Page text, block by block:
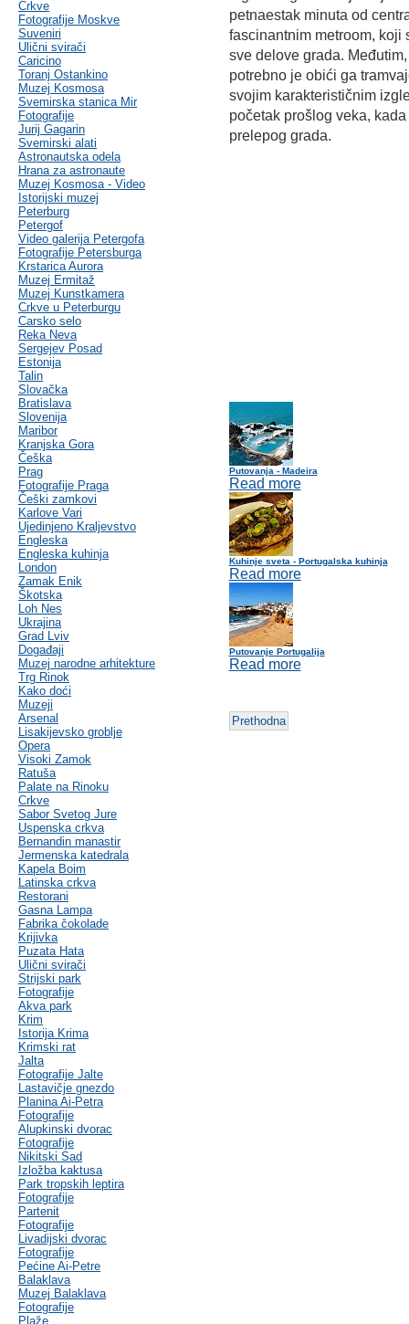
Crkve
Fotografije Moskve
Suveniri
Ulični svirači
Caricino
Toranj Ostankino
Muzej Kosmosa
Svemirska stanica Mir
Fotografije
Jurij Gagarin
Svemirski alati
Astronautska odela
Hrana za astronaute
Muzej Kosmosa - Video
Istorijski muzej
Peterburg
Petergof
Video galerija Petergofa
Fotografije Petersburga
Krstarica Aurora
Muzej Ermitaž
Muzej Kunstkamera
Crkve u Peterburgu
Carsko selo
Reka Neva
Sergejev Posad
Estonija
Talin
Slovačka
Bratislava
Slovenija
Maribor
Kranjska Gora
Češka
Prag
Fotografije Praga
Češki zamkovi
Karlove Vari
Ujedinjeno Kraljevstvo
Engleska
Engleska kuhinja
London
Zamak Enik
Škotska
Loh Nes
Ukrajina
Grad Lviv
Događaji
Muzej narodne arhitekture
Trg Rinok
Kako doći
Muzeji
Arsenal
Lisakijevsko groblje
Opera
Visoki Zamok
Ratuša
Palate na Rinoku
Crkve
Sabor Svetog Jure
Uspenska crkva
Bernandin manastir
Jermenska katedrala
Kapela Boim
Latinska crkva
Restorani
Gasna Lampa
Fabrika čokolade
Krijivka
Puzata Hata
Ulični svirači
Strijski park
Fotografije
Akva park
Krim
Istorija Krima
Krimski rat
Jalta
Fotografije Jalte
Lastavičje gnezdo
Planina Ai-Petra
Fotografije
Alupkinski dvorac
Fotografije
Nikitski Sad
Izložba kaktusa
Park tropskih leptira
Fotografije
Partenit
Fotografije
Livadijski dvorac
Fotografije
Pećine Ai-Petre
Balaklava
Muzej Balaklava
Fotografije
Plaže
petnaestak minuta od
fascinantnim metroom, koji
sve delove grada.
potrebno je obići ga
svojim karakterističnim
početak prošlog veka,
prelepog grada.
Putovanja - Madeira
Read more
Kuhinje sveta - Portugalska kuhinja
Read more
Putovanje Portugalija
Read more
Prethodna